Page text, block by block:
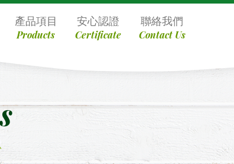
產品項目
Products
安心認證
Certificate
聯絡我們
Contact Us